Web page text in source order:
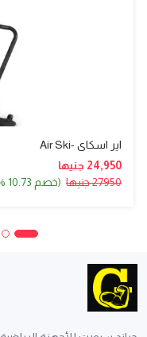
اير اسكاي -air Ski
24,950 جنيها
27950 جنيها
(خصم 10.73 %)